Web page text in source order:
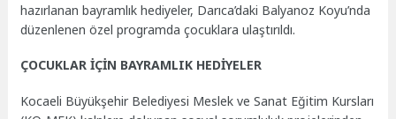
hazırlanan bayramlık hediyeler, Darıca’daki Balyanoz Koyu’nda
düzenlenen özel programda çocuklara ulaştırıldı.
ÇOCUKLAR İÇİN BAYRAMLIK HEDİYELER
Kocaeli Büyükşehir Belediyesi Meslek ve Sanat Eğitim Kursları